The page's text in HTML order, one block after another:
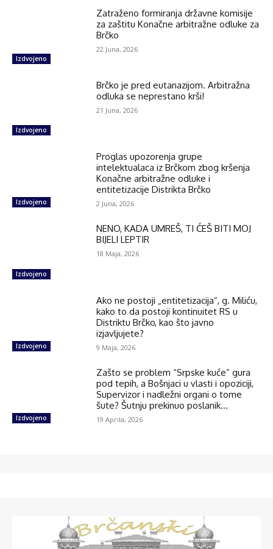
Izdvojeno
Zatraženo formiranja državne komisije
za zaštitu Konačne arbitražne odluke za
Brčko
22 Juna, 2026
Izdvojeno
Brčko je pred eutanazijom. Arbitražna
odluka se neprestano krši!
21 Juna, 2026
Izdvojeno
Proglas upozorenja grupe
intelektualaca iz Brčkom zbog kršenja
Konačne arbitražne odluke i
entitetizacije Distrikta Brčko
2 Juna, 2026
Izdvojeno
NENO, KADA UMREŠ, TI ĆEŠ BITI MOJ
BIJELI LEPTIR
18 Maja, 2026
Izdvojeno
Ako ne postoji „entitetizacija“, g. Miliću,
kako to da postoji kontinuitet RS u
Distriktu Brčko, kao što javno
izjavljujete?
9 Maja, 2026
Izdvojeno
Zašto se problem “Srpske kuće” gura
pod tepih, a Bošnjaci u vlasti i opoziciji,
Supervizor i nadležni organi o tome
šute? Šutnju prekinuo poslanik...
19 Aprila, 2026